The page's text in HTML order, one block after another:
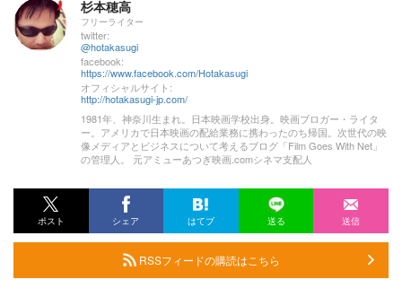
杉本穂高
フリーライター
twitter:
@hotakasugi
facebook:
https://www.facebook.com/Hotakasugi
オフィシャルサイト:
http://hotakasugi-jp.com/
1981年、神奈川生まれ。日本映画学校出身。映画ブロガー・ライタ
ー。アメリカで日本映画の配給業務に携わったのち帰国。次世代の映
像メディアとビジネスについて考えるブログ「Film Goes With Net」
の管理人。 元アミューあつぎ映画.comシネマ支配人
ポスト シェア はてブ 送る 送信
RSSフィードの購読はこちら